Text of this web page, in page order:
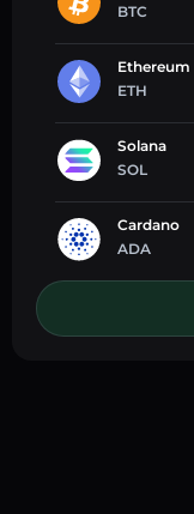
BTC
Ethereum
ETH
Solana
SOL
Cardano
ADA